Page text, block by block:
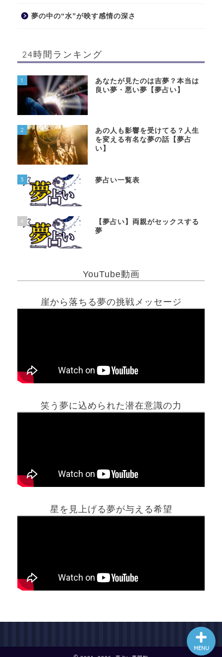
夢の中の“水”が映す感情の深さ
24時間ランキング
1
あなたが見たのは吉夢？本当は
良い夢・悪い夢【夢占い】
2
あの人も影響を受けてる？人生
を変える有名な夢の話【夢占
い】
3 夢占い一覧表
4
【夢占い】両親がセックスする
夢
YouTube動画
崖から落ちる夢の挑戦メッセージ
笑う夢に込められた潜在意識の力
星を見上げる夢が与える希望
MENU
ホーム
最新記事動画